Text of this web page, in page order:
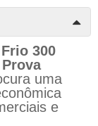
300
uma
e